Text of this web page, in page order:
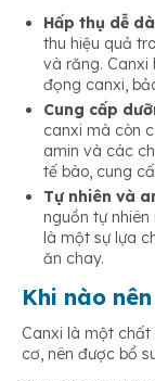
Hấp thụ dễ
thu hiệu quả
và răng. Canxi
đọng canxi,
Cung cấp
canxi mà còn
amin và các
tế bào, cung
Tự nhiên và
nguồn tự
là một sự lựa
ăn chay.
Khi nào
Canxi là một
cơ, nên được bổ